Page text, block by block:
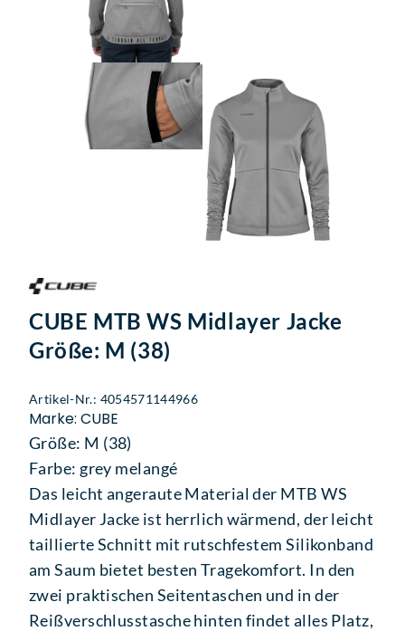
CUBE MTB WS Midlayer Jacke
Größe: M (38)
Artikel-Nr.: 4054571144966
Marke: CUBE
Größe: M (38)
Farbe: grey melangé
Das leicht angeraute Material der MTB WS
Midlayer Jacke ist herrlich wärmend, der leicht
taillierte Schnitt mit rutschfestem Silikonband
am Saum bietet besten Tragekomfort. In den
zwei praktischen Seitentaschen und in der
Reißverschlusstasche hinten findet alles Platz,